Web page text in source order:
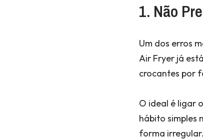
1. Não
Um dos erros
Air Fryer já
crocantes por
O ideal é ligar
hábito simples
forma irregular.